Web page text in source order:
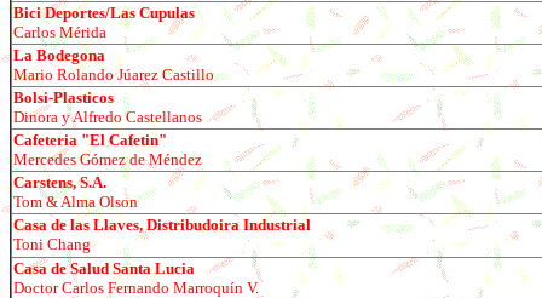
Bici Deportes/Las Cupulas
Carlos Mérida
La Bodegona
Mario Rolando Júarez Castillo
Bolsi-Plasticos
Dinora y Alfredo Castellanos
Cafeteria "El Cafetin"
Mercedes Gómez de Méndez
Carstens, S.A.
Tom & Alma Olson
Casa de las Llaves, Distribudoira Industrial
Toni Chang
Casa de Salud Santa Lucia
Doctor Carlos Fernando Marroquín V.